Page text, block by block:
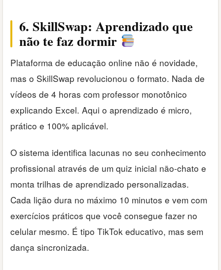
6. SkillSwap: Aprendizado que
não te faz dormir
Plataforma de educação online não é novidade,
mas o SkillSwap revolucionou o formato. Nada de
vídeos de 4 horas com professor monotônico
explicando Excel. Aqui o aprendizado é micro,
prático e 100% aplicável.
O sistema identifica lacunas no seu conhecimento
profissional através de um quiz inicial não-chato e
monta trilhas de aprendizado personalizadas.
Cada lição dura no máximo 10 minutos e vem com
exercícios práticos que você consegue fazer no
celular mesmo. É tipo TikTok educativo, mas sem
dança sincronizada.